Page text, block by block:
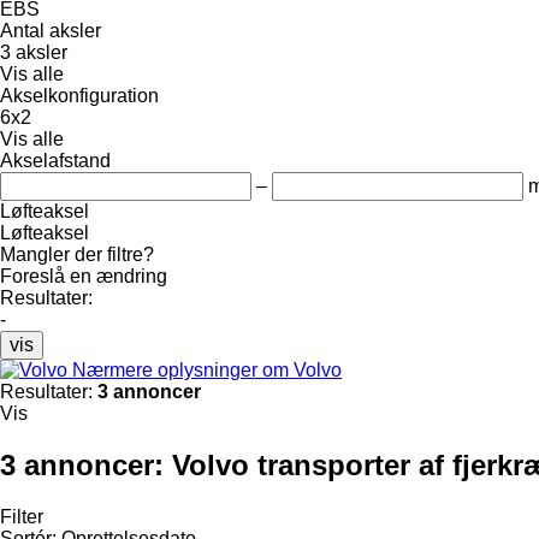
EBS
Antal aksler
3 aksler
Vis alle
Akselkonfiguration
6x2
Vis alle
Akselafstand
–
Løfteaksel
Løfteaksel
Mangler der filtre?
Foreslå en ændring
Resultater:
-
vis
Nærmere oplysninger om Volvo
Resultater: 3 annoncer
Vis
3 annoncer: Volvo transporter af
Filter